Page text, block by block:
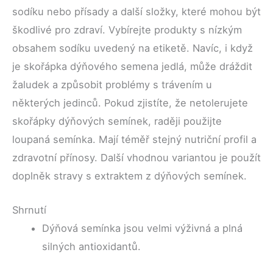
sodíku nebo přísady a další složky, které mohou být
škodlivé pro zdraví. Vybírejte produkty s nízkým
obsahem sodíku uvedený na etiketě. Navíc, i když
je skořápka dýňového semena jedlá, může dráždit
žaludek a způsobit problémy s trávením u
některých jedinců. Pokud zjistíte, že netolerujete
skořápky dýňových semínek, raději použijte
loupaná semínka. Mají téměř stejný nutriční profil a
zdravotní přínosy. Další vhodnou variantou je použít
doplněk stravy s extraktem z dýňových semínek.
Shrnutí
Dýňová semínka jsou velmi výživná a plná
silných antioxidantů.